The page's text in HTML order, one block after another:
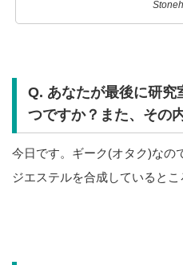
Q. あなたが最後に研究
つですか？また、その
今日です。ギーク(オタク)なの
ジエステルを合成しているとこ